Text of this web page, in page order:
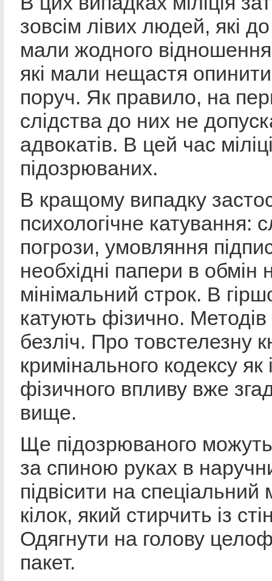
зовсім лівих людей, які
мали жодного
які мали нещастя
поруч. Як правило, на
слідства до них не
адвокатів. В цей час
підозрюваних.
В кращому випадку
психологічне катування:
погрози, умовляння
необхідні папери в обмін
мінімальний строк. В
катують фізично.
безліч. Про товстелезну
кримінального кодексу як
фізичного впливу вже
вище.
Ще підозрюваного можуть
за спиною руках в
підвісити на
кілок, який стирчить із
Одягнути на голову
пакет.